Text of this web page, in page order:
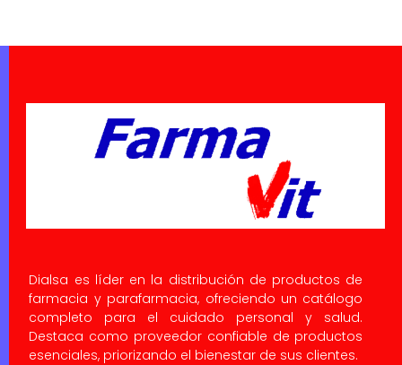
Dialsa es líder en la distribución de productos de
farmacia y parafarmacia, ofreciendo un catálogo
completo para el cuidado personal y salud.
Destaca como proveedor confiable de productos
esenciales, priorizando el bienestar de sus clientes.